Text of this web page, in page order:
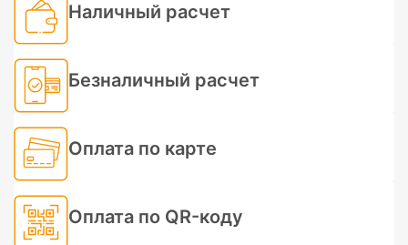
Наличный расчет
Безналичный расчет
Оплата по карте
Оплата по QR-коду